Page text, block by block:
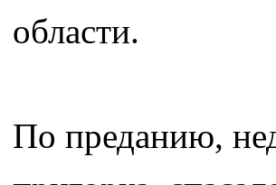
области.
По преданию,